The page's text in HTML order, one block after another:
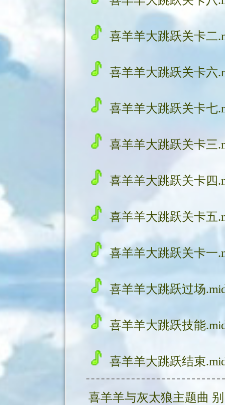
喜羊羊大跳跃关卡二
喜羊羊大跳跃关卡六
喜羊羊大跳跃关卡七
喜羊羊大跳跃关卡三
喜羊羊大跳跃关卡四
喜羊羊大跳跃关卡五
喜羊羊大跳跃关卡一
喜羊羊大跳跃过场
喜羊羊大跳跃技能
喜羊羊大跳跃结束
喜羊羊大跳跃失败